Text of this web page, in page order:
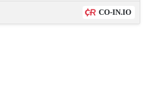
CO-IN.IO